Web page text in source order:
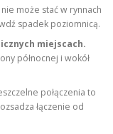
może stać w rynnach
spadek poziomnicą.
miejscach.
północnej i wokół
połączenia to
łączenie od